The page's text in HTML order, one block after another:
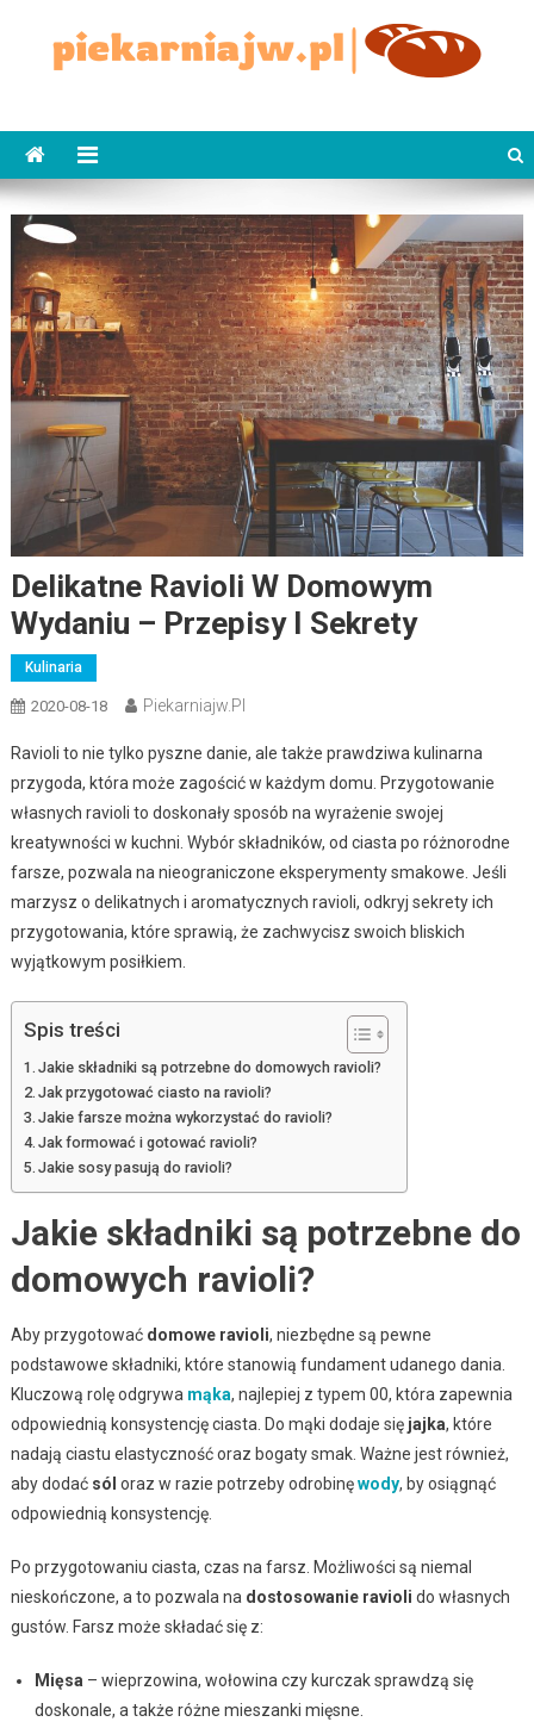
content
Delikatne Ravioli W Domowym
Wydaniu – Przepisy I Sekrety
Kulinaria
2020-08-18 Piekarniajw.pl
Ravioli to nie tylko pyszne danie, ale także prawdziwa kulinarna
przygoda, która może zagościć w każdym domu. Przygotowanie
własnych ravioli to doskonały sposób na wyrażenie swojej
kreatywności w kuchni. Wybór składników, od ciasta po różnorodne
farsze, pozwala na nieograniczone eksperymenty smakowe. Jeśli
marzysz o delikatnych i aromatycznych ravioli, odkryj sekrety ich
przygotowania, które sprawią, że zachwycisz swoich bliskich
wyjątkowym posiłkiem.
Spis treści
Jakie składniki są potrzebne do domowych ravioli?
Jak przygotować ciasto na ravioli?
Jakie farsze można wykorzystać do ravioli?
Jak formować i gotować ravioli?
Jakie sosy pasują do ravioli?
Jakie składniki są potrzebne do
domowych ravioli?
Aby przygotować domowe ravioli, niezbędne są pewne
podstawowe składniki, które stanowią fundament udanego dania.
Kluczową rolę odgrywa mąka, najlepiej z typem 00, która zapewnia
odpowiednią konsystencję ciasta. Do mąki dodaje się jajka, które
nadają ciastu elastyczność oraz bogaty smak. Ważne jest również,
aby dodać sól oraz w razie potrzeby odrobinęwody, by osiągnąć
odpowiednią konsystencję.
Po przygotowaniu ciasta, czas na farsz. Możliwości są niemal
nieskończone, a to pozwala na dostosowanie ravioli do własnych
gustów. Farsz może składać się z:
Mięsa – wieprzowina, wołowina czy kurczak sprawdzą się
doskonale, a także różne mieszanki mięsne.